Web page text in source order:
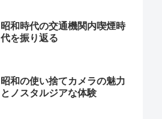
昭和時代の交通機関内喫煙時
代を振り返る
昭和の使い捨てカメラの魅力
とノスタルジアな体験